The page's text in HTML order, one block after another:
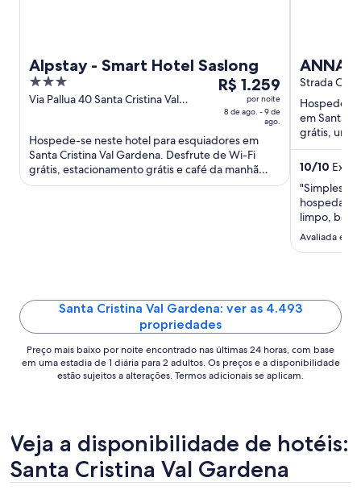
Alpstay - Smart Hotel Saslong
3
out
5
Via Pallua 40 Santa Cristina Val
O
preço
é
R$ 1.259
por
diária
ago.
a
9
de
ago..
R$ 1.259
por noite
8 de ago. - 9 de
ago.
Hospede-se neste hotel para esquiadores em
Santa Cristina Val Gardena. Desfrute de Wi-Fi
grátis, estacionamento grátis e café da manhã
(sobretaxa). Atrações ...
ANNA
Strada
Hospede-
em Santa
grátis, uma
populares
10/10
limpo, bem
excelente!
Avaliada em
Santa Cristina Val Gardena: ver as 4.493
propriedades
Preço mais baixo por noite encontrado nas últimas 24 horas, com base
em uma estadia de 1 diária para 2 adultos. Os preços e a disponibilidade
estão sujeitos a alterações. Termos adicionais se aplicam.
Veja a disponibilidade de hotéis:
Santa Cristina Val Gardena